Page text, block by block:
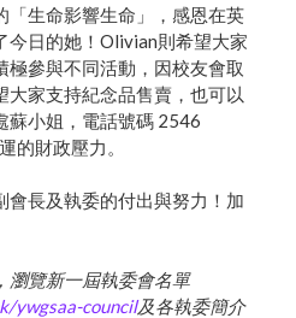
「生命影響生命」，感恩在英
今日的她！Olivian則希望大家
參與不同活動，因校友會取
家支持紀念品售賣，也可以
蘇小姐，電話號碼 2546
的財政壓力。
會長及執委的付出與努力！加
瀏覽新一屆執委會名單
ywgsaa-council及各執委簡介